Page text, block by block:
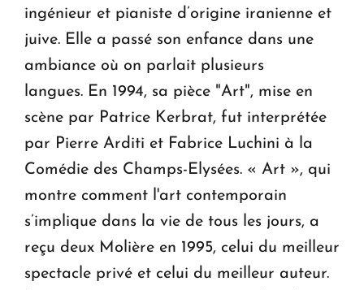
ingénieur et pianiste d’origine iranienne et
juive. Elle a passé son enfance dans une
ambiance où on parlait plusieurs
langues. En 1994, sa pièce "Art", mise en
scène par Patrice Kerbrat, fut interprétée
par Pierre Arditi et Fabrice Luchini à la
Comédie des Champs-Elysées. « Art », qui
montre comment l'art contemporain
s’implique dans la vie de tous les jours, a
reçu deux Molière en 1995, celui du meilleur
spectacle privé et celui du meilleur auteur.